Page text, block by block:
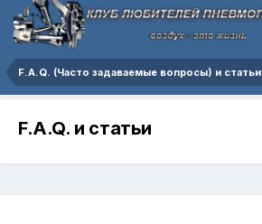
F.A.Q. (Часто задаваемые вопросы) и статьи
F.A.Q. и статьи